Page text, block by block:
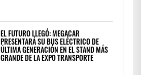
EL FUTURO LLEGÓ: MEGACAR
PRESENTARÁ SU BUS ELÉCTRICO DE
ÚLTIMA GENERACIÓN EN EL STAND MÁS
GRANDE DE LA EXPO TRANSPORTE